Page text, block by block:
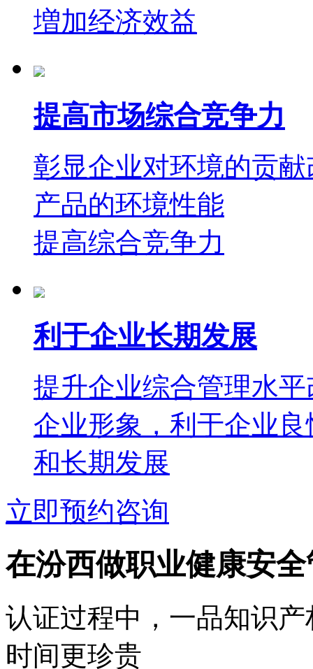
増加经济效益
提高市场综合竞争力
彰显企业对环境的贡献
产品的环境性能
提高综合竞争力
利于企业长期发展
提升企业综合管理水平
企业形象，利于企业良
和长期发展
立即预约咨询
在汾西做职业健康安
认证过程中，一品知识
时间更珍贵